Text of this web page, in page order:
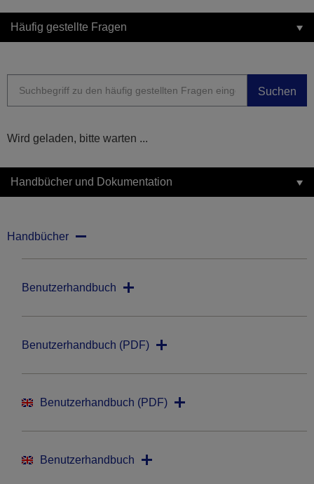
Häufig gestellte Fragen
Suchen
Wird geladen, bitte warten ...
Handbücher und Dokumentation
Handbücher
Benutzerhandbuch
Benutzerhandbuch (PDF)
Benutzerhandbuch (PDF)
Benutzerhandbuch